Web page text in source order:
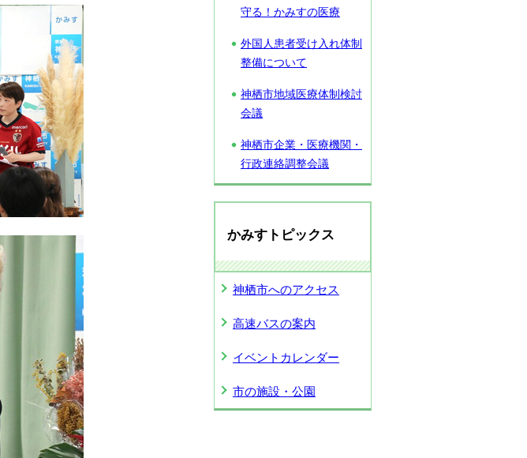
守る！かみすの医療
外国人患者受け入れ体制
整備について
神栖市地域医療体制検討
会議
神栖市企業・医療機関・
行政連絡調整会議
かみすトピックス
神栖市へのアクセス
高速バスの案内
イベントカレンダー
市の施設・公園